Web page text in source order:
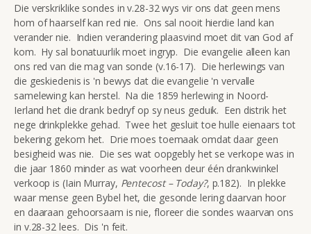
Die verskriklike sondes in v.28-32 wys vir ons dat geen mens
hom of haarself kan red nie. Ons sal nooit hierdie land kan
verander nie. Indien verandering plaasvind moet dit van God af
kom. Hy sal bonatuurlik moet ingryp. Die evangelie alleen kan
ons red van die mag van sonde (v.16-17). Die herlewings van
die geskiedenis is 'n bewys dat die evangelie 'n vervalle
samelewing kan herstel. Na die 1859 herlewing in Noord-
Ierland het die drank bedryf op sy neus geduik. Een distrik het
nege drinkplekke gehad. Twee het gesluit toe hulle eienaars tot
bekering gekom het. Drie moes toemaak omdat daar geen
besigheid was nie. Die ses wat oopgebly het se verkope was in
die jaar 1860 minder as wat voorheen deur één drankwinkel
verkoop is (Iain Murray, Pentecost – Today?, p.182). In plekke
waar mense geen Bybel het, die gesonde lering daarvan hoor
en daaraan gehoorsaam is nie, floreer die sondes waarvan ons
in v.28-32 lees. Dis 'n feit.